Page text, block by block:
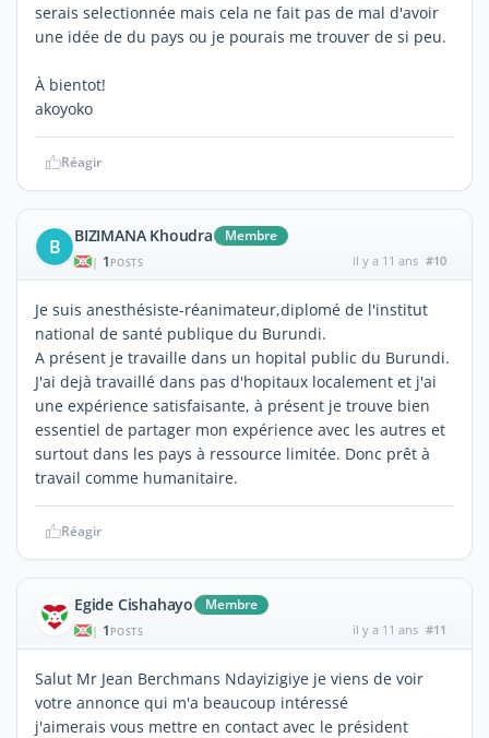
serais selectionnée mais cela ne fait pas de mal d'avoir
une idée de du pays ou je pourais me trouver de si peu.
À bientot!
akoyoko
Réagir
B BIZIMANA Khoudra Membre
| 1 POSTS il y a 11 ans #10
Je suis anesthésiste-réanimateur,diplomé de l'institut
national de santé publique du Burundi.
A présent je travaille dans un hopital public du Burundi.
J'ai dejà travaillé dans pas d'hopitaux localement et j'ai
une expérience satisfaisante, à présent je trouve bien
essentiel de partager mon expérience avec les autres et
surtout dans les pays à ressource limitée. Donc prêt à
travail comme humanitaire.
Réagir
Egide Cishahayo Membre
| 1 POSTS il y a 11 ans #11
Salut Mr Jean Berchmans Ndayizigiye je viens de voir
votre annonce qui m'a beaucoup intéressé
j'aimerais vous mettre en contact avec le président